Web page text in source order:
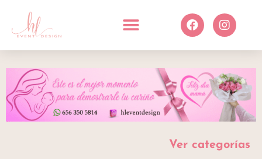
Ver categorías